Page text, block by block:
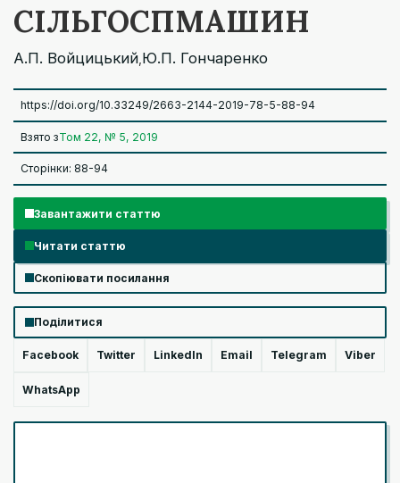
СІЛЬГОСПМАШИН
А.П. Войцицький Ю.П. Гончаренко
https://doi.org/10.33249/2663-2144-2019-78-5-88-94
Взято зТом 22, № 5, 2019
Сторінки: 88-94
Завантажити статтю
Читати статтю
Скопіювати посилання
Поділитися
Facebook Twitter LinkedIn Email Telegram Viber
WhatsApp